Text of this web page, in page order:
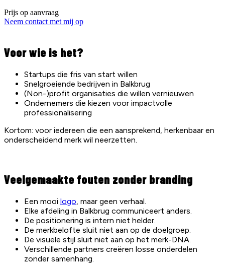
Prijs op aanvraag
Neem contact met mij op
Voor wie is het?
Startups die fris van start willen
Snelgroeiende bedrijven in Balkbrug
(Non-)profit organisaties die willen vernieuwen
Ondernemers die kiezen voor impactvolle
professionalisering
Kortom: voor iedereen die een aansprekend, herkenbaar en
onderscheidend merk wil neerzetten.
Veelgemaakte fouten zonder branding
Een mooi logo, maar geen verhaal.
Elke afdeling in Balkbrug communiceert anders.
De positionering is intern niet helder.
De merkbelofte sluit niet aan op de doelgroep.
De visuele stijl sluit niet aan op het merk-DNA.
Verschillende partners creëren losse onderdelen
zonder samenhang.